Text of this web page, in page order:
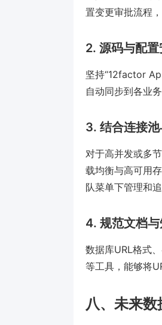
置变更审批流程
2. 源码与配
坚持“12factor
自动同步到各业
3. 结合连接
对于高并发或多
载均衡与高可用
队菜单下管理和
4. 规范文档
数据库URL格式
等工具，能够将
八、未来